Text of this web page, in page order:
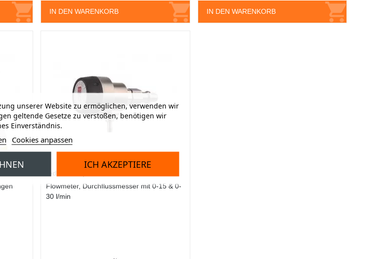
IN DEN WARENKORB IN DEN WARENKORB
redox Kompaktflowmeter click
Flowmeter, Durchflussmesser mit 0-15 & 0-
30 l/min
unserer Website zu ermöglichen, verwenden wir
geltende Gesetze zu verstoßen, benötigen wir
Einverständnis.
Cookies anpassen
ICH AKZEPTIERE